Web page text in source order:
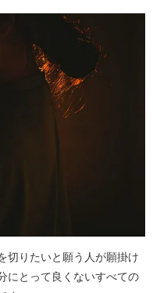
切りたいと願う人が願掛け
にとって良くないすべての